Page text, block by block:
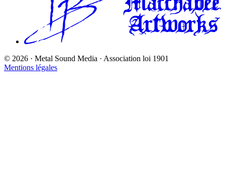
© 2026 · Metal Sound Media · Association loi 1901
Mentions légales